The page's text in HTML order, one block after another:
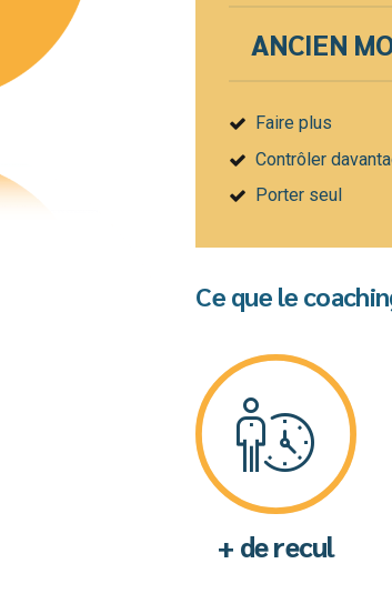
ANCIEN
Faire plus
Contrôler
Porter seul
Ce que le
+ de recul